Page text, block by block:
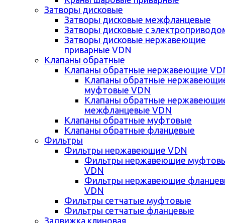
Затворы дисковые
Затворы дисковые межфланцевые
Затворы дисковые с
Затворы дисковые нержавеющие
приварные VDN
Клапаны обратные
Клапаны обратные нержавеющие
Клапаны обратные
муфтовые VDN
Клапаны обратные
межфланцевые VDN
Клапаны обратные муфтовые
Клапаны обратные фланцевые
Фильтры
Фильтры нержавеющие VDN
Фильтры нержавеющие
VDN
Фильтры нержавеющие
VDN
Фильтры сетчатые муфтовые
Фильтры сетчатые фланцевые
Задвижка клиновая